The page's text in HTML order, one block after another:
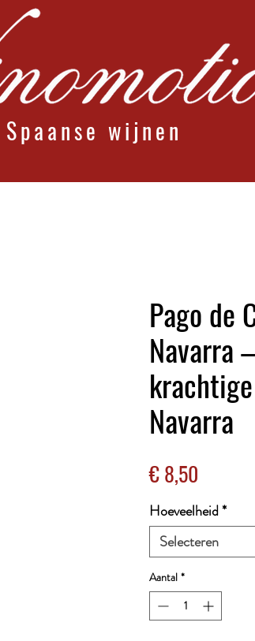
Spaanse wijnen
Pago de
Navarra
Navarra
€ 8,50
Hoeveelheid*
Selecteren
Aantal *